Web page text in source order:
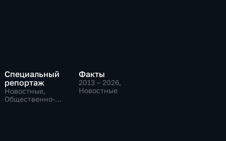
Специальный
репортаж
Новостные,
Общественно-
Факты
2013 – 2026,
Новостные